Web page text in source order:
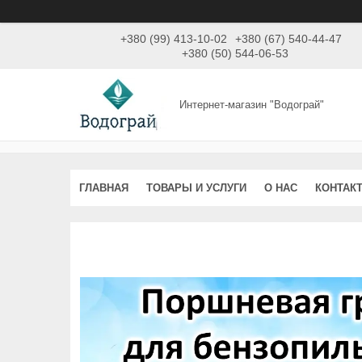
+380 (99) 413-10-02
+380 (67) 540-44-47
+380 (50) 544-06-53
Интернет-магазин "Водограй"
ГЛАВНАЯ ТОВАРЫ И УСЛУГИ О НАС